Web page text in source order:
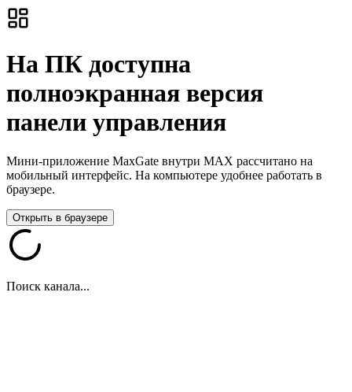
На ПК доступна
полноэкранная версия
панели управления
Мини-приложение MaxGate внутри MAX рассчитано на
мобильный интерфейс. На компьютере удобнее работать в
браузере.
Открыть в браузере
Поиск канала...